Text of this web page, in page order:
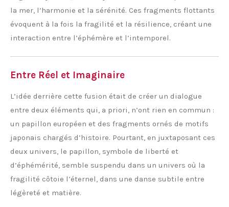
la mer, l’harmonie et la sérénité. Ces fragments flottants
évoquent à la fois la fragilité et la résilience, créant une
interaction entre l’éphémère et l’intemporel.
Entre Réel et Imaginaire
L’idée derrière cette fusion était de créer un dialogue
entre deux éléments qui, a priori, n’ont rien en commun :
un papillon européen et des fragments ornés de motifs
japonais chargés d’histoire. Pourtant, en juxtaposant ces
deux univers, le papillon, symbole de liberté et
d’éphémérité, semble suspendu dans un univers où la
fragilité côtoie l’éternel, dans une danse subtile entre
légèreté et matière.